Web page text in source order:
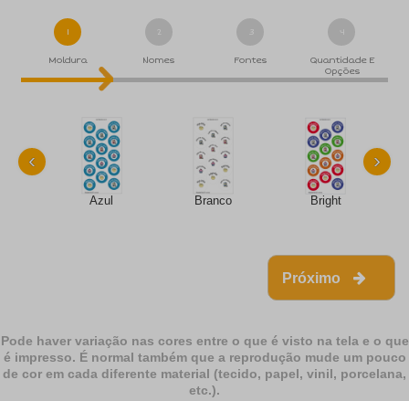
1
Moldura
2
Nomes
3
Fontes
4
Quantidade E
Opções
Azul Branco Bright
‹ ›
Próximo
Pode haver variação nas cores entre o que é visto na tela e o que
é impresso. É normal também que a reprodução mude um pouco
de cor em cada diferente material (tecido, papel, vinil, porcelana,
etc.).